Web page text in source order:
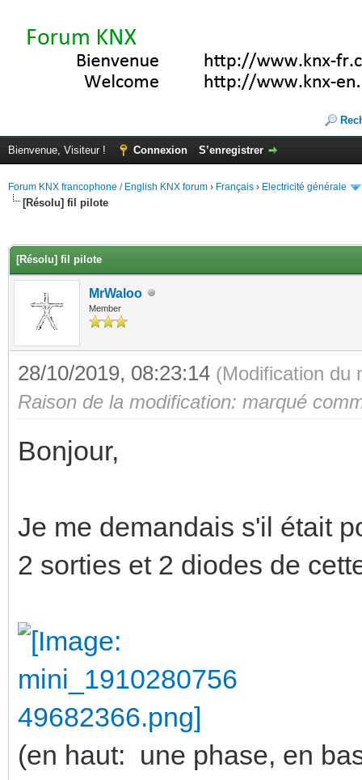
Bienvenue, Visiteur ! Connexion S’enregistrer
Forum KNX francophone / English KNX forum › Français › Electricité générale
[Résolu] fil pilote
[Résolu] fil pilote
MrWaloo
Member
28/10/2019, 08:23:14 (Modification du
Raison de la modification: marqué
Bonjour,
Je me demandais s'il était
2 sorties et 2 diodes de
(en haut: une phase, en